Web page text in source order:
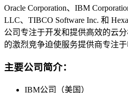
Oracle Corporation、IBM
LLC、TIBCO Software Inc. 和
公司专注于开发和提供高效的云
的激烈竞争迫使服务提供商专注
主要公司简介：
IBM公司（美国）